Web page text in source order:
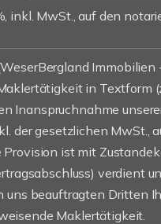
inkl. MwSt., auf den
in Textform
Inanspruchnahme
der gesetzlichen MwSt.,
Provision ist mit
verdient
uns beauftragten Dritten
Maklertätigkeit.